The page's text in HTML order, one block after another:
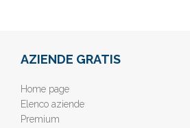
AZIENDE GRATIS
Home page
Elenco aziende
Premium